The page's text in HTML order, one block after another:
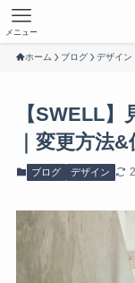
メニュー
ホーム ブログ デザイン
【SWELL
｜変更方法
ブログ デザイン